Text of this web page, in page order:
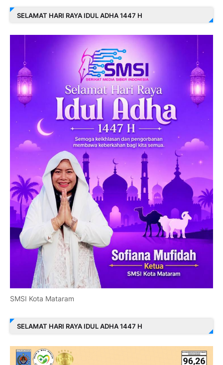
SELAMAT HARI RAYA IDUL ADHA 1447 H
SMSI Kota Mataram
SELAMAT HARI RAYA IDUL ADHA 1447 H